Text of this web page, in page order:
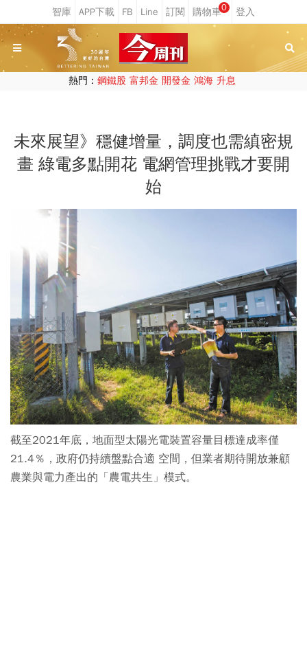
0
熱門： 鋼鐵股 富邦金 開發金 鴻海 升息
未來展望》穩健增量，調度也需縝密規
畫 綠電多點開花 電網管理挑戰才要開
始
截至2021年底，地面型太陽光電裝置容量目標達成率僅
21.4％，政府仍持續盤點合適 空間，但業者期待開放兼顧
農業與電力產出的「農電共生」模式。